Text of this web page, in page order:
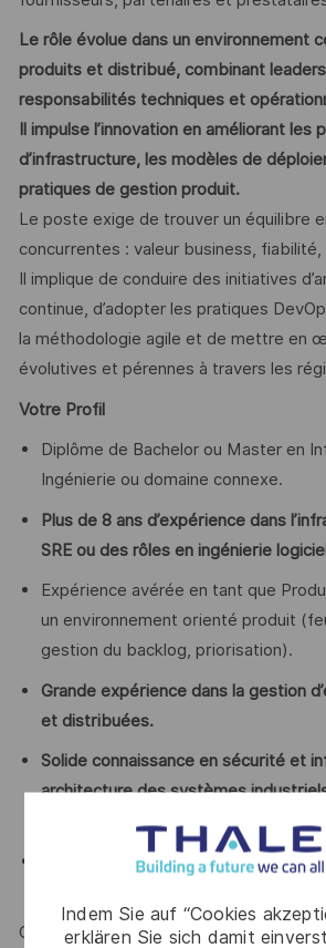
Indem Sie auf “Cookies
erklären Sie sich damit
Le rôle évolue dans un environnement
produits et distribué, combinant
responsabilités techniques et
Il impulse l’innovation en améliorant les
d’infrastructure, les modèles de
pratiques de gestion produit.
Le poste exige de trouver un équilibre
concurrentes : valeur business,
Il implique de conduire des initiatives
continue, d’adopter les pratiques
la méthodologie agile et de mettre en
évolutives et pérennes à travers les
Votre Profil
Diplôme de Bachelor ou Master en
Ingénierie ou domaine connexe.
Plus de 8 ans d’expérience dans
SRE ou des rôles en ingénierie
Expérience avérée en tant que
un environnement orienté produit
gestion du backlog, priorisation).
Grande expérience dans la gestion
et distribuées.
Solide connaissance en sécurité et
architecture des systèmes
.
- Une expérience dans des
Compétences Techniques